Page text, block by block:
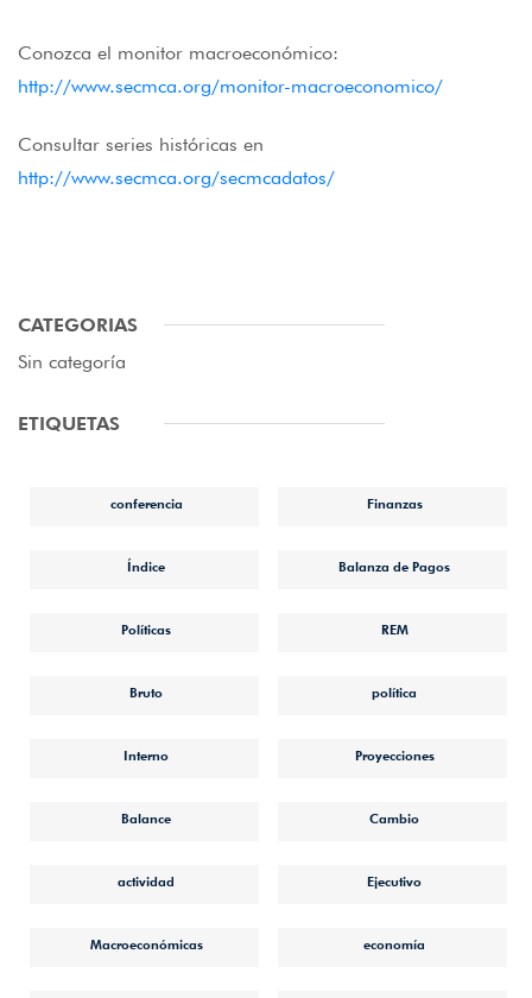
Conozca el monitor macroeconómico:
http://www.secmca.org/monitor-macroeconomico/
Consultar series históricas en
http://www.secmca.org/secmcadatos/
CATEGORIAS
Sin categoría
ETIQUETAS
conferencia Finanzas
Índice Balanza de Pagos
Políticas REM
Bruto política
Interno Proyecciones
Balance Cambio
actividad Ejecutivo
Macroeconómicas economía